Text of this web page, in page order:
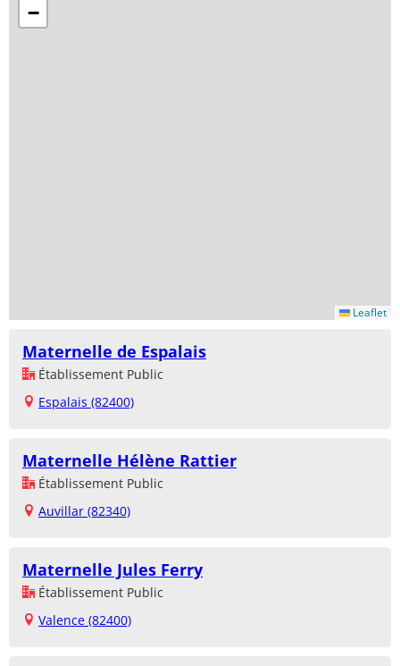
−
Leaflet
Maternelle de Espalais
Établissement Public
Espalais (82400)
Maternelle Hélène Rattier
Établissement Public
Auvillar (82340)
Maternelle Jules Ferry
Établissement Public
Valence (82400)